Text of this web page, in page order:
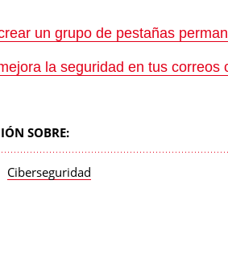
un grupo de pestañas
la seguridad en tus
SOBRE:
Ciberseguridad